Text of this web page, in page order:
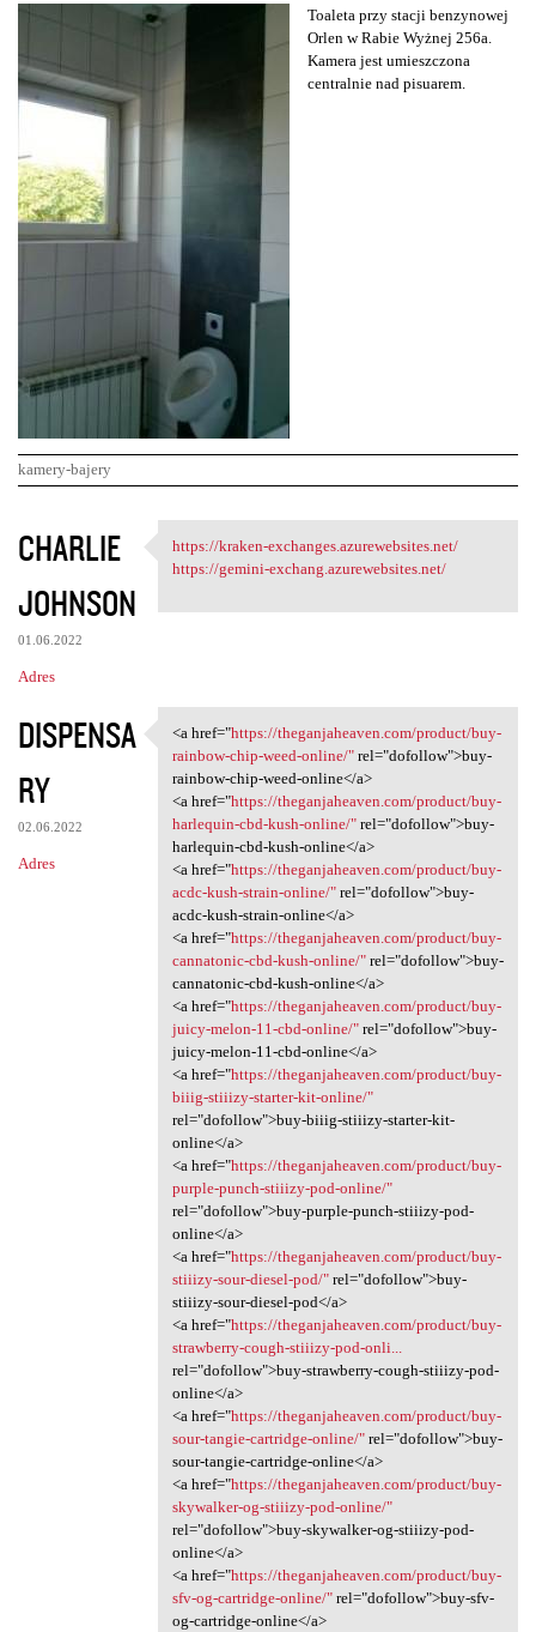
Toaleta przy stacji benzynowej
Orlen w Rabie Wyżnej 256a.
Kamera jest umieszczona
centralnie nad pisuarem.
kamery-bajery
K
o
m
e
n
a
r
z
e
CHARLIE
JOHNSON
01.06.2022
Adres
https://kraken-exchanges
https://kraken-exchanges.azurewebsites.net/
https://gemini-exchang.azurewebsites.net/
DISPENSA
RY
02.06.2022
Adres
<a href="https:/
<a href="https://theganjaheaven.com/product/buy-
rainbow-chip-weed-online/"rel="dofollow">buy-
rainbow-chip-weed-online</a>
<a href="https://theganjaheaven.com/product/buy-
harlequin-cbd-kush-online/"rel="dofollow">buy-
harlequin-cbd-kush-online</a>
<a href="https://theganjaheaven.com/product/buy-
acdc-kush-strain-online/"rel="dofollow">buy-
acdc-kush-strain-online</a>
<a href="https://theganjaheaven.com/product/buy-
cannatonic-cbd-kush-online/"rel="dofollow">buy-
cannatonic-cbd-kush-online</a>
<a href="https://theganjaheaven.com/product/buy-
juicy-melon-11-cbd-online/"rel="dofollow">buy-
juicy-melon-11-cbd-online</a>
<a href="https://theganjaheaven.com/product/buy-
biiig-stiiizy-starter-kit-online/"
rel="dofollow">buy-biiig-stiiizy-starter-kit-
online</a>
<a href="https://theganjaheaven.com/product/buy-
purple-punch-stiiizy-pod-online/"
rel="dofollow">buy-purple-punch-stiiizy-pod-
online</a>
<a href="https://theganjaheaven.com/product/buy-
stiiizy-sour-diesel-pod/"rel="dofollow">buy-
stiiizy-sour-diesel-pod</a>
<a href="https://theganjaheaven.com/product/buy-
strawberry-cough-stiiizy-pod-onli...
rel="dofollow">buy-strawberry-cough-stiiizy-pod-
online</a>
<a href="https://theganjaheaven.com/product/buy-
sour-tangie-cartridge-online/"rel="dofollow">buy-
sour-tangie-cartridge-online</a>
<a href="https://theganjaheaven.com/product/buy-
skywalker-og-stiiizy-pod-online/"
rel="dofollow">buy-skywalker-og-stiiizy-pod-
online</a>
<a href="https://theganjaheaven.com/product/buy-
sfv-og-cartridge-online/"rel="dofollow">buy-sfv-
og-cartridge-online</a>